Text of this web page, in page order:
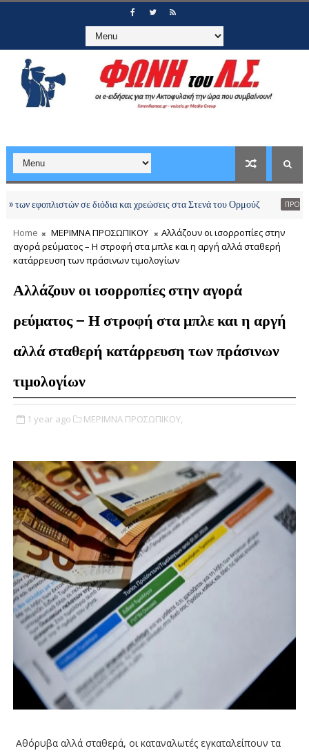
σε διόδια και χρεώσεις στα Στενά του Ορμούζ ΠΡΟΣΛΗΨΕΙΣ-
Home ΜΕΡΙΜΝΑ ΠΡΟΣΩΠΙΚΟΥ
Αλλάζουν οι ισορροπίες στην
αγορά ρεύματος – Η στροφή στα μπλε και η αργή αλλά σταθερή
κατάρρευση των πράσινων τιμολογίων
Αλλάζουν οι ισορροπίες στην αγορά
ρεύματος – Η στροφή στα μπλε και η αργή
αλλά σταθερή κατάρρευση των πράσινων
τιμολογίων
1 year ago ΜΕΡΙΜΝΑ ΠΡΟΣΩΠΙΚΟΥ,
Αθόρυβα αλλά σταθερά, οι καταναλωτές εγκαταλείπουν τα